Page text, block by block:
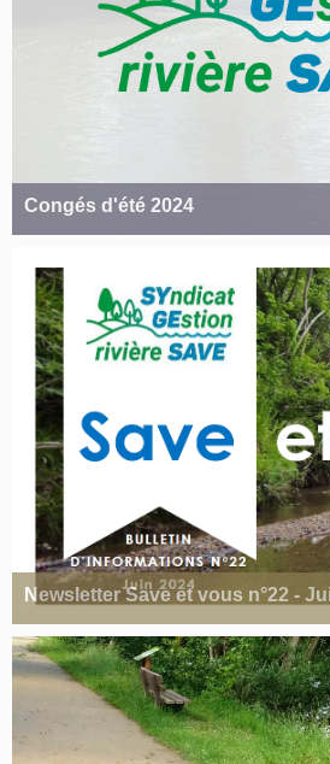
Congés d'été 2024
Newsletter Save et vous n°22 -